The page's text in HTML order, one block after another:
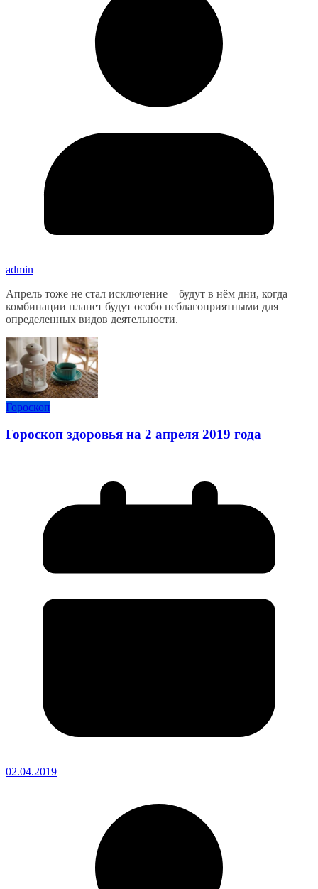
admin
Апрель тоже не стал исключение – будут в нём дни, когда
комбинации планет будут особо неблагоприятными для
определенных видов деятельности.
Гороскоп
Гороскоп здоровья на 2 апреля 2019 года
02.04.2019